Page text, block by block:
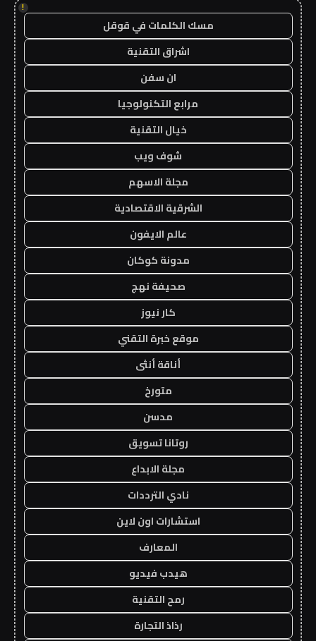
!
مسك الكلمات في قوقل
اشراق التقنية
ان سفن
مرابع التكنولوجيا
خيال التقنية
شوف ويب
مجلة الاسهم
الشرقية الاقتصادية
عالم الايفون
مدونة كوكان
صحيفة نهج
كار نيوز
موقع خبرة التقني
أناقة أنثى
متورخ
مدسن
روتانا تسويق
مجلة الابداع
نادي الترددات
استشارات اون لاين
المعارف
هيدب فيديو
رمح التقنية
رذاذ التجارة